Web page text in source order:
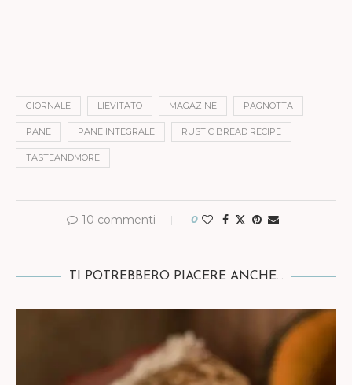
GIORNALE LIEVITATO MAGAZINE PAGNOTTA
PANE PANE INTEGRALE RUSTIC BREAD RECIPE
TASTEANDMORE
10 commenti 0
TI POTREBBERO PIACERE ANCHE...